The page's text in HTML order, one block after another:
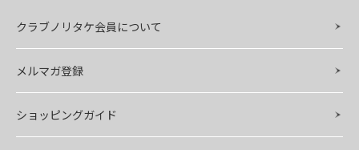
クラブノリタケ会員について
メルマガ登録
ショッピングガイド